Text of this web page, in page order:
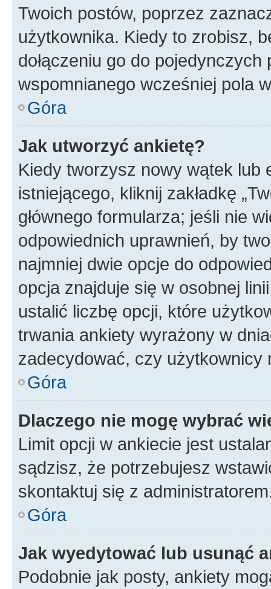
Twoich postów, poprzez
użytkownika. Kiedy to zrobisz,
dołączeniu go do
wspomnianego wcześniej pola
Góra
Jak utworzyć ankietę?
Kiedy tworzysz nowy wątek lub
istniejącego, kliknij zakładkę
głównego formularza; jeśli nie
odpowiednich uprawnień, by
najmniej dwie opcje do
opcja znajduje się w osobnej
ustalić liczbę opcji, które
trwania ankiety wyrażony w
zadecydować, czy użytkownicy
Góra
Dlaczego nie mogę wybrać
Limit opcji w ankiecie jest
sądzisz, że potrzebujesz
skontaktuj się z
Góra
Jak wyedytować lub usunąć
Podobnie jak posty, ankiety